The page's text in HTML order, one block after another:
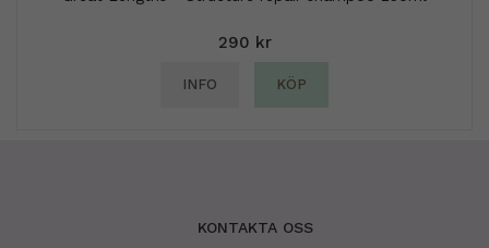
290 kr
INFO KÖP
KONTAKTA OSS